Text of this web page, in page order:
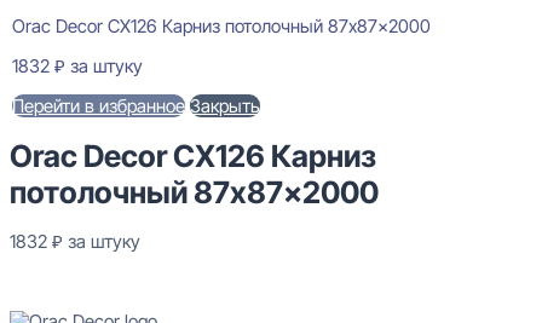
Orac Decor CX126 Карниз потолочный 87x87x2000
1832 ₽ за штуку
Перейти в избранное Закрыть
Orac Decor CX126 Карниз
потолочный 87x87x2000
1832 ₽ за штуку